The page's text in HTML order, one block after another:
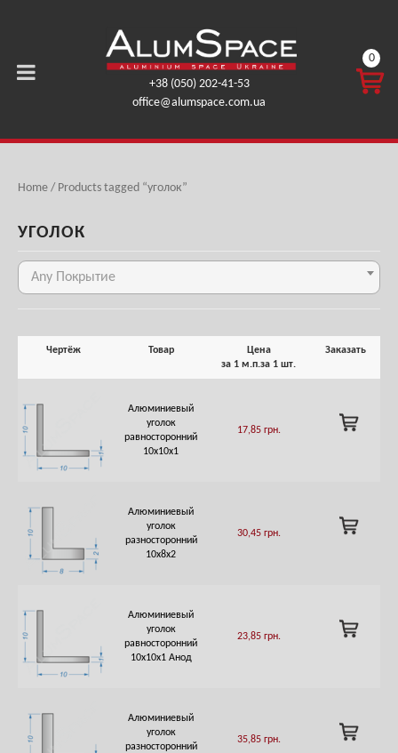
+38 (050) 202-41-53
office@alumspace.com.ua
КОРЗ
ГРН.
0
Home / Products tagged “уголок”
УГОЛОК
Any Покрытие
Чертёж Товар
Цена
за 1 м.п.за 1 шт.
Заказать
Алюминиевый
уголок
равносторонний
10х10х1
17,85 грн.
ADD
TO
Алюминиевый
уголок
разносторонний
10х8х2
30,45 грн.
ADD
TO
Алюминиевый
уголок
равносторонний
10х10х1 Анод
23,85 грн.
ADD
TO
Алюминиевый
уголок
разносторонний
35,85 грн.
ADD
TO